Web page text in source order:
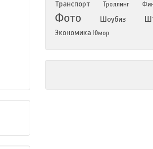
Транспорт Троллинг
Фото Шоубиз
Экономика Юмор